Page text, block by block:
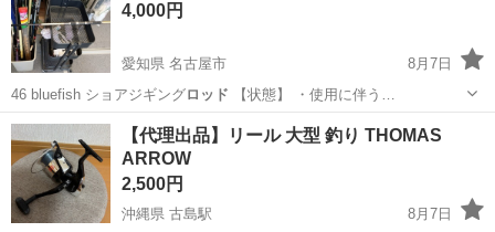
4,000円
愛知県 名古屋市
8月7日
46 bluefish ショアジギングロッド 【状態】 ・使用に伴う…
愛知 名古屋市 その他 ショアジギングロッド
【代理出品】リール 大型 釣り THOMAS
ARROW
2,500円
沖縄県 古島駅 8月7日